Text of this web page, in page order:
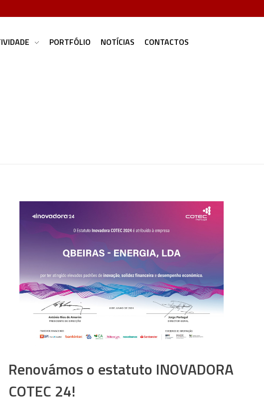
PORTFÓLIO NOTÍCIAS CONTACTOS
Renovámos o estatuto INOVADORA
COTEC 24!